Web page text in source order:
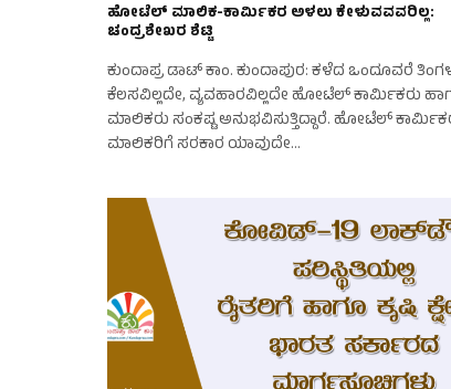
ಹೋಟೆಲ್ ಮಾಲಿಕ-ಕಾರ್ಮಿಕರ ಅಳಲು ಕೇಳುವವವರಿಲ್ಲ:
ಚಂದ್ರಶೇಖರ ಶೆಟ್ಟಿ
ಕುಂದಾಪ್ರ ಡಾಟ್ ಕಾಂ. ಕುಂದಾಪುರ: ಕಳೆದ ಒಂದೂವರೆ
ಕೆಲಸವಿಲ್ಲದೇ, ವ್ಯವಹಾರವಿಲ್ಲದೇ ಹೋಟೆಲ್ ಕಾರ್ಮಿಕರು
ಮಾಲಿಕರು ಸಂಕಷ್ಟ ಅನುಭವಿಸುತ್ತಿದ್ದಾರೆ. ಹೋಟೆಲ್
ಮಾಲಿಕರಿಗೆ ಸರಕಾರ ಯಾವುದೇ…